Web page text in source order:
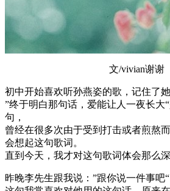
文/vivian谢谢
初中开始喜欢听孙燕姿的歌，记住了她
”终于明白那句话，爱能让人一夜长大
句，
曾经在很多次由于受到打击或者煎熬
会想起这句歌词。
直到今天，我才对这句歌词体会那么深
昨晚李先生跟我说：”跟你说一件事吧“